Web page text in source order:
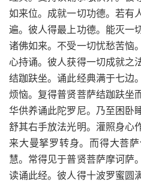
如来位。成就一切功德。若有
遍。彼人得最上功德。能灭一
诸佛如来。不受一切忧愁苦恼
心持诵。彼人获得一切成就之
结跏趺坐。诵此经典满于七边
烦恼。复得普贤菩萨结跏趺坐
华供养诵此陀罗尼。乃至困卧
舒其右手放法光明。灌照身心
来大曼拏罗转身。而得大菩
慧。常得见于普贤菩萨摩诃萨
读诵此经。彼人得十波罗蜜圆